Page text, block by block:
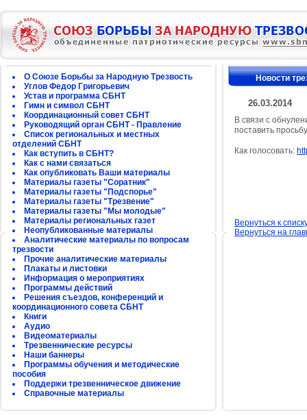
О Союзе Борьбы за Народную Трезвость
Углов Федор Григорьевич
Устав и программа СБНТ
Гимн и символ СБНТ
Координационный совет СБНТ
Руководящий орган СБНТ - Правление
Список региональных и местных
отделений СБНТ
Как вступить в СБНТ?
Как с нами связаться
Как опубликовать Ваши материалы
Материалы газеты "Соратник"
Материалы газеты "Подспорье"
Материалы газеты "Трезвение"
Материалы газеты "Мы молодые"
Материалы региональных газет
Неопубликованные материалы
Аналитические материалы по вопросам
трезвости
Прочие аналитические материалы
Плакаты и листовки
Информация о мероприятиях
Программы действий
Решения съездов, конференций и
координационного совета СБНТ
Книги
Аудио
Видеоматериалы
Трезвеннические ресурсы
Наши баннеры
Программы обучения и методические
пособия
Поддержи трезвенническое движение
Справочные материалы
Новости
26.03.2014
В связи с
поставить
Как голосовать:
Вернуться к
Вернуться на